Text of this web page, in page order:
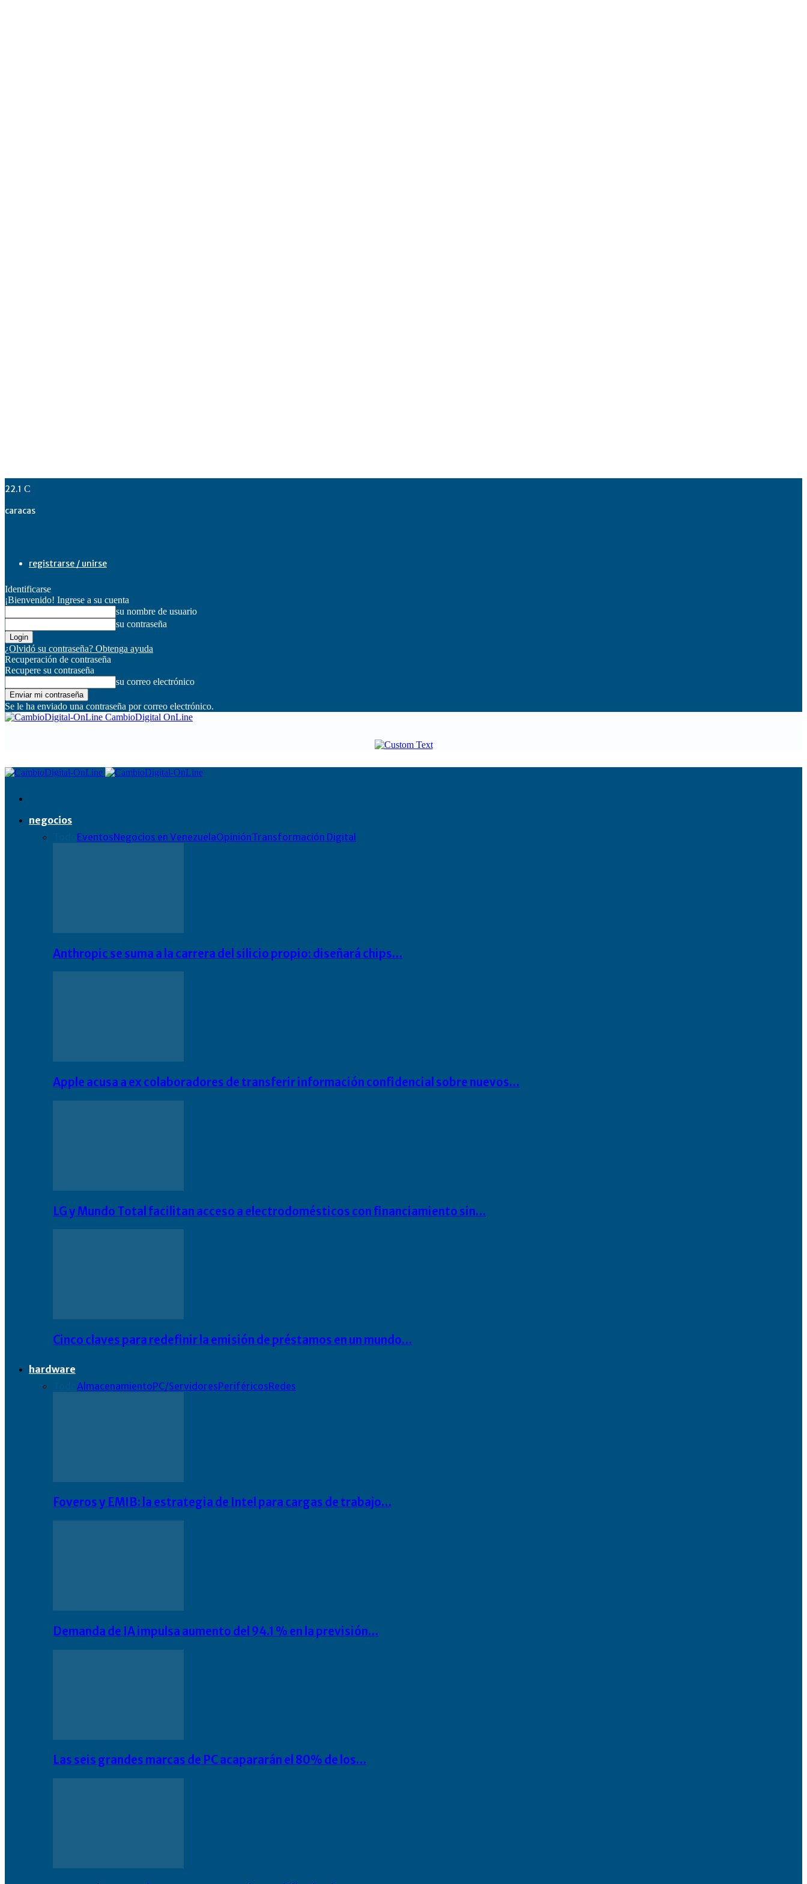
22.1 C
caracas
registrarse / unirse
Identificarse
¡Bienvenido! Ingrese a su cuenta
su nombre de usuario
su contraseña
¿Olvidó su contraseña? Obtenga ayuda
Recuperación de contraseña
Recupere su contraseña
su correo electrónico
Se le ha enviado una contraseña por correo electrónico.
CambioDigital OnLine
negocios
EventosNegocios en VenezuelaOpiniónTransformación Digital
Anthropic se suma a la carrera del silicio propio: diseñará chips…
Apple acusa a ex colaboradores de transferir información confidencial sobre nuevos…
LG y Mundo Total facilitan acceso a electrodomésticos con financiamiento sin…
Cinco claves para redefinir la emisión de préstamos en un mundo…
hardware
AlmacenamientoPC/ServidoresPeriféricosRedes
Foveros y EMIB: la estrategia de Intel para cargas de trabajo…
Demanda de IA impulsa aumento del 94.1 % en la previsión…
Las seis grandes marcas de PC acapararán el 80% de los…